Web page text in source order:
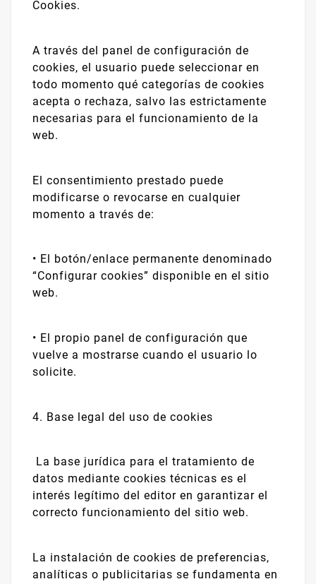
Cookies.
A través del panel de configuración de
cookies, el usuario puede seleccionar en
todo momento qué categorías de cookies
acepta o rechaza, salvo las estrictamente
necesarias para el funcionamiento de la
web.
El consentimiento prestado puede
modificarse o revocarse en cualquier
momento a través de:
• El botón/enlace permanente denominado
“Configurar cookies” disponible en el sitio
web.
• El propio panel de configuración que
vuelve a mostrarse cuando el usuario lo
solicite.
4. Base legal del uso de cookies
La base jurídica para el tratamiento de
datos mediante cookies técnicas es el
interés legítimo del editor en garantizar el
correcto funcionamiento del sitio web.
La instalación de cookies de preferencias,
analíticas o publicitarias se fundamenta en